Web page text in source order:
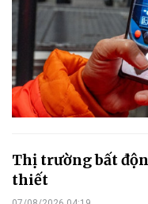
Thị trường bất
thiết